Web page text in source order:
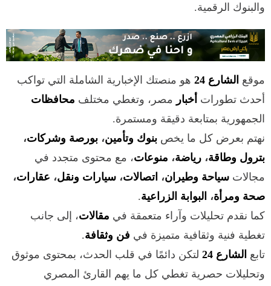
والبنوك الرقمية.
موقع الشارع 24
هو منصتك الإخبارية الشاملة التي تواكب
أحدث تطورات أخبار مصر، وتغطي مختلف محافظات
الجمهورية بمتابعة دقيقة ومستمرة.
نهتم بعرض كل ما يخص بنوك وتأمين، بورصة وشركات،
بترول وطاقة، رياضة، منوعات، مع محتوى متجدد في
مجالات سياحة وطيران، اتصالات، سيارات ونقل، عقارات،
صحة ومرأة، البوابة الزراعية.
كما نقدم تحليلات وآراء متعمقة في مقالات، إلى جانب
تغطية فنية وثقافية متميزة في فن وثقافة.
تابع الشارع 24
لتكن دائمًا في قلب الحدث، بمحتوى موثوق
وتحليلات حصرية تغطي كل ما يهم القارئ المصري